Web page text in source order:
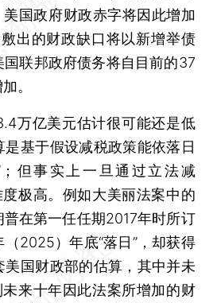
国政府财政赤字将因此增加
出的财政缺口将以新增举债
联邦政府债务将自目前的37
。
亿美元估计很可能还是低
基于假设减税政策能依落日
但事实上一旦通过立法减
度极高。例如大美丽法案中的
在第一任任期2017年时所订
2025）年底“落日”，却获得
国财政部的估算，其中并未
未来十年因此法案所增加的财